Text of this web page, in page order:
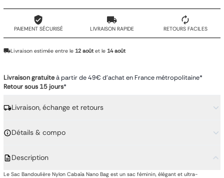
PAIEMENT SÉCURISÉ LIVRAISON RAPIDE RETOURS FACILES
Livraison estimée entre le 12 août et le 14 août
Livraison gratuiteà partir de 49€ d'achat en France métropolitaine*
Retour sous 15 jours*
Livraison, échange et retours
Détails & compo
Description
Le Sac Bandoulière Nylon Cabaïa Nano Bag est un sac féminin, élégant et ultra-